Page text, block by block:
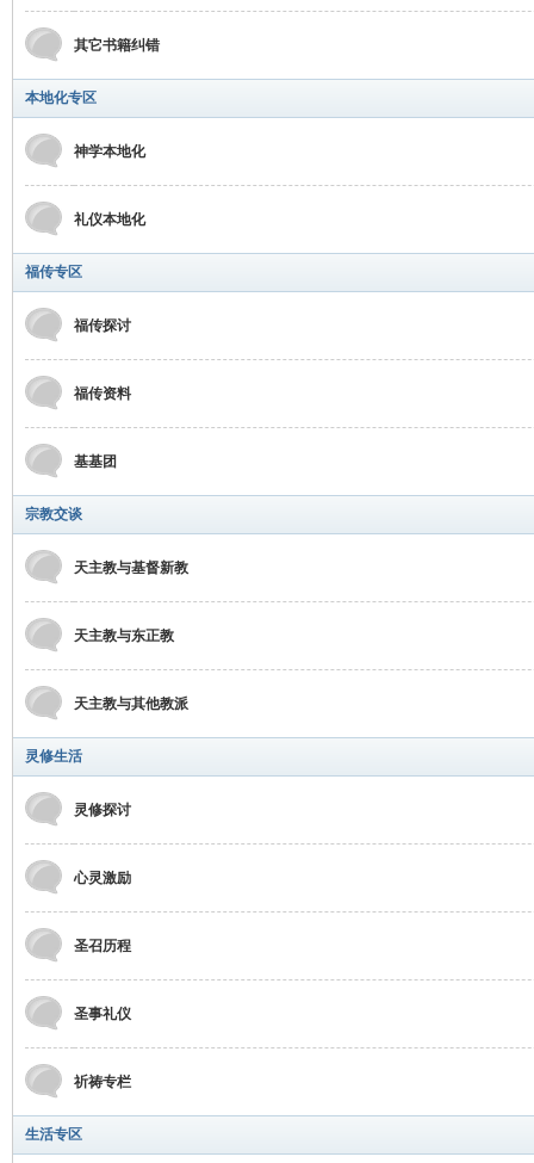
其它书籍纠错
本地化专区
神学本地化
礼仪本地化
福传专区
福传探讨
福传资料
基基团
宗教交谈
天主教与基督新教
天主教与东正教
天主教与其他教派
灵修生活
灵修探讨
心灵激励
圣召历程
圣事礼仪
祈祷专栏
生活专区